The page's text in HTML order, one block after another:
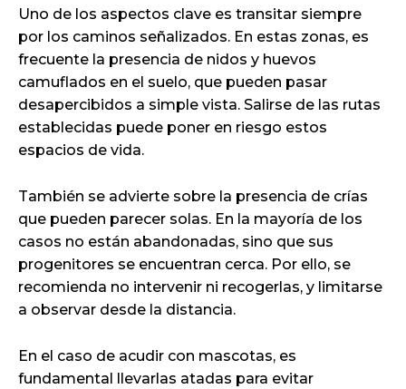
Uno de los aspectos clave es transitar siempre
por los caminos señalizados. En estas zonas, es
frecuente la presencia de nidos y huevos
camuflados en el suelo, que pueden pasar
desapercibidos a simple vista. Salirse de las rutas
establecidas puede poner en riesgo estos
espacios de vida.
También se advierte sobre la presencia de crías
que pueden parecer solas. En la mayoría de los
casos no están abandonadas, sino que sus
progenitores se encuentran cerca. Por ello, se
recomienda no intervenir ni recogerlas, y limitarse
a observar desde la distancia.
En el caso de acudir con mascotas, es
fundamental llevarlas atadas para evitar